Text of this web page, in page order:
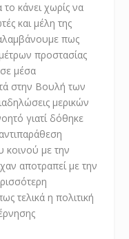
το κάνει χωρίς να
και μέλη της
πως
προστασίας
μέσα
στην Βουλή των
μερικών
γιατί δόθηκε
με την
αποτραπεί με την
τελικά η πολιτική